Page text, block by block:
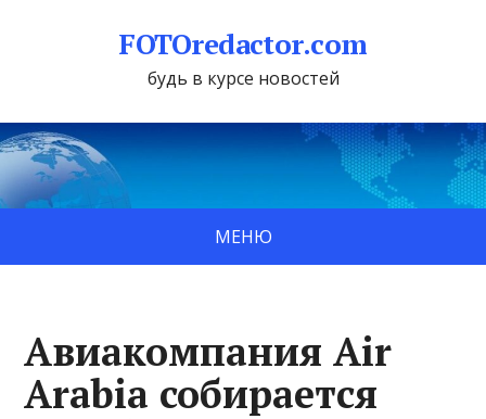
FOTOredactor.com
будь в курсе новостей
МЕНЮ
Авиакомпания Air
Arabia собирается